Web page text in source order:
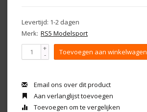
Levertijd: 1-2 dagen
Merk: RS5 Modelsport
+
- Toevoegen aan winkelwagen
Email ons over dit product
Aan verlanglijst toevoegen
Toevoegen om te vergelijken